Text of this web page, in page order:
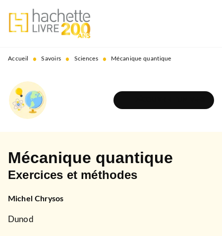
MENU RECHERCHE
PIED DE PAGE
Accueil • Savoirs • Sciences • Mécanique quantique
Mécanique quantique
Exercices et méthodes
Michel Chrysos
Dunod